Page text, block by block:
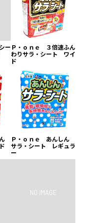
ー Ｐ・ｏｎｅ ３倍速ふん
わりサラ・シート ワイ
ド
Ｐ・ｏｎｅ あんしん
サラ・シート レギュラ
ー